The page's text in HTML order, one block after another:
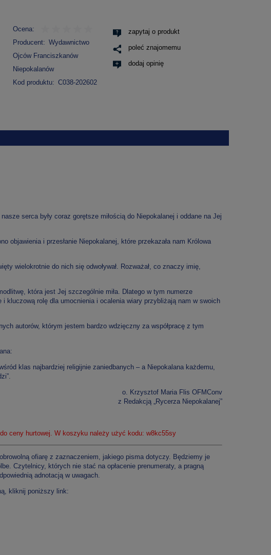
Ocena:
Producent: Wydawnictwo
Ojców Franciszkanów
Niepokalanów
Kod produktu: C038-202602
zapytaj o produkt
poleć znajomemu
dodaj opinię
serca były coraz gorętsze miłością do Niepokalanej i oddane na Jej
objawienia i przesłanie Niepokalanej, które przekazała nam Królowa
wielokrotnie do nich się odwoływał. Rozważał, co znaczy imię,
która jest Jej szczególnie miła. Dlatego w tym numerze
kluczową rolę dla umocnienia i ocalenia wiary przybliżają nam w swoich
autorów, którym jestem bardzo wdzięczny za współpracę z tym
klas najbardziej religijnie zaniedbanych – a Niepokalana każdemu,
o. Krzysztof Maria Flis OFMConv
z Redakcją „Rycerza Niepokalanej”
ceny hurtowej. W koszyku należy użyć kodu: w8kc55sy
ofiarę z zaznaczeniem, jakiego pisma dotyczy. Będziemy je
Czytelnicy, których nie stać na opłacenie prenumeraty, a pragną
adnotacją w uwagach.
kliknij poniższy link: